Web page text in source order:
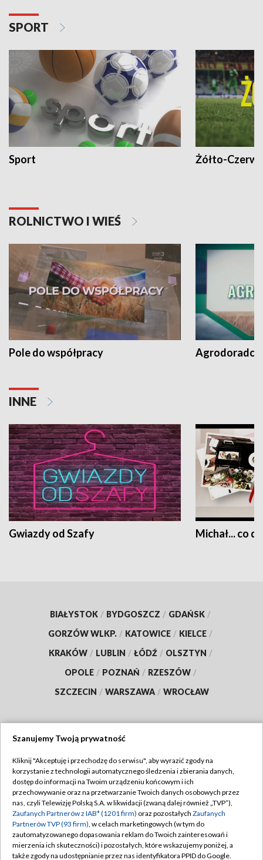
SPORT
Sport Żółto-
ROLNICTWO I WIEŚ
Pole do współpracy Agrodoradcy
INNE
Gwiazdy od Szafy Michał... co
BIAŁYSTOK / BYDGOSZCZ / GDAŃSK /
GORZÓW WLKP. / KATOWICE / KIELCE /
KRAKÓW / LUBLIN / ŁÓDŹ / OLSZTYN /
OPOLE / POZNAŃ / RZESZÓW /
SZCZECIN / WARSZAWA / WROCŁAW
TVP
Abonament TVP
Emisja w TVP
Centrum informacji TVP
Naziemna Telewizja Cyfrowa
Regulamin TVP
Polityka prywatności
Moje zgody
Pomoc
Szanujemy Twoją prywatność
Kliknij "Akceptuję i przechodzę do serwisu", aby wyrazić zgody na
korzystanie z technologii automatycznego śledzenia i zbierania danych,
dostęp do informacji na Twoim urządzeniu końcowym i ich
przechowywanie oraz na przetwarzanie Twoich danych osobowych przez
nas, czyli Telewizję Polską S.A. w likwidacji (zwaną dalej również „TVP”),
Zaufanych Partnerów z IAB* (1201 firm) oraz pozostałych Zaufanych
Partnerów TVP (93 firm), w celach marketingowych (w tym do
zautomatyzowanego dopasowania reklam do Twoich zainteresowań i
mierzenia ich skuteczności) i pozostałych, które wskazujemy poniżej, a
także zgody na udostępnianie przez nas identyfikatora PPID do Google.